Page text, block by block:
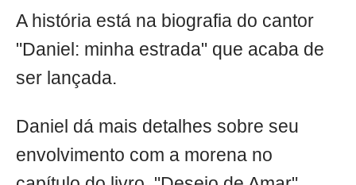
A história está na biografia do cantor
"Daniel: minha estrada" que acaba de
ser lançada.
Daniel dá mais detalhes sobre seu
envolvimento com a morena no